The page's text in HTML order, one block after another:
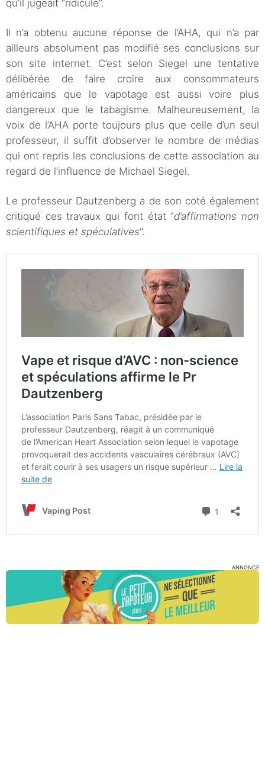
qu’il jugeait “ridicule”.
Il n’a obtenu aucune réponse de l’AHA, qui n’a par
ailleurs absolument pas modifié ses conclusions sur
son site internet. C’est selon Siegel une tentative
délibérée de faire croire aux consommateurs
américains que le vapotage est aussi voire plus
dangereux que le tabagisme. Malheureusement, la
voix de l’AHA porte toujours plus que celle d’un seul
professeur, il suffit d’observer le nombre de médias
qui ont repris les conclusions de cette association au
regard de l’influence de Michael Siegel.
Le professeur Dautzenberg a de son coté également
critiqué ces travaux qui font état “d’affirmations non
scientifiques et spéculatives“.
ANNONCE